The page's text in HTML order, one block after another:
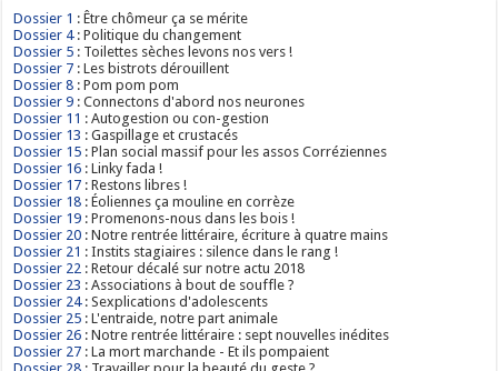
Dossier 1 : Être chômeur ça se mérite
Dossier 4: Politique du changement
Dossier 5 : Toilettes sèches levons nos vers !
Dossier 7 : Les bistrots dérouillent
Dossier 8 : Pom pom pom
Dossier 9 : Connectons d'abord nos neurones
Dossier 11 : Autogestion ou con-gestion
Dossier 13 : Gaspillage et crustacés
Dossier 15 : Plan social massif pour les assos Corréziennes
Dossier 16 : Linky fada !
Dossier 17 : Restons libres !
Dossier 18 : Éoliennes ça mouline en corrèze
Dossier 19 : Promenons-nous dans les bois !
Dossier 20 : Notre rentrée littéraire, écriture à quatre mains
Dossier 21 : Instits stagiaires : silence dans le rang !
Dossier 22 : Retour décalé sur notre actu 2018
Dossier 23 : Associations à bout de souffle ?
Dossier 24: Sexplications d'adolescents
Dossier 25 : L'entraide, notre part animale
Dossier 26 : Notre rentrée littéraire : sept nouvelles inédites
Dossier 27 : La mort marchande - Et ils pompaient